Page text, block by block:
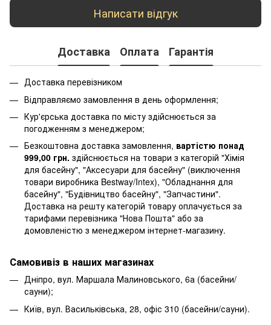
Написати відгук
Доставка Оплата Гарантія
Доставка перевізником
Відправляємо замовлення в день оформлення;
Кур'єрська доставка по місту здійснюється за
погодженням з менеджером;
Безкоштовна доставка замовлення, вартістю понад
999,00 грн. здійснюється на товари з категорій "Хімія
для басейну", "Аксесуари для басейну" (виключення
товари виробника Bestway/Intex), "Обладнання для
басейну", "Будівництво басейну", "Запчастини".
Доставка на решту категорій товару оплачується за
тарифами перевізника "Нова Пошта" або за
домовленістю з менеджером інтернет-магазину.
Самовивіз в наших магазинах
Дніпро, вул. Маршала Малиновського, 6а (басейни/
сауни);
Київ, вул. Васильківська, 28, офіс 310 (басейни/сауни).